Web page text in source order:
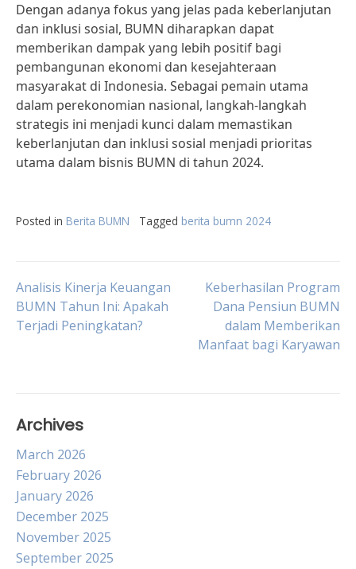
Dengan adanya fokus yang jelas pada keberlanjutan
dan inklusi sosial, BUMN diharapkan dapat
memberikan dampak yang lebih positif bagi
pembangunan ekonomi dan kesejahteraan
masyarakat di Indonesia. Sebagai pemain utama
dalam perekonomian nasional, langkah-langkah
strategis ini menjadi kunci dalam memastikan
keberlanjutan dan inklusi sosial menjadi prioritas
utama dalam bisnis BUMN di tahun 2024.
Posted in Berita BUMN Tagged berita bumn 2024
Post
navigation
Analisis Kinerja Keuangan
BUMN Tahun Ini: Apakah
Terjadi Peningkatan?
Keberhasilan Program
Dana Pensiun BUMN
dalam Memberikan
Manfaat bagi Karyawan
Archives
March 2026
February 2026
January 2026
December 2025
November 2025
September 2025